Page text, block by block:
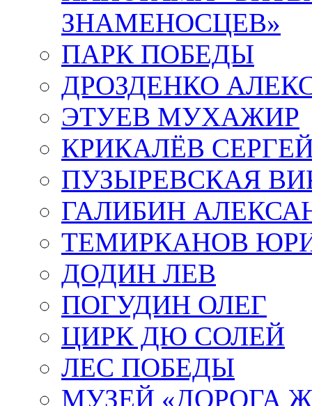
ЗНАМЕНОСЦЕВ»
ПАРК ПОБЕДЫ
ДРОЗДЕНКО
ЭТУЕВ МУХАЖИР
КРИКАЛЁВ
ПУЗЫРЕВСКАЯ
ГАЛИБИН
ТЕМИРКАНОВ
ДОДИН ЛЕВ
ПОГУДИН ОЛЕГ
ЦИРК ДЮ СОЛЕЙ
ЛЕС ПОБЕДЫ
МУЗЕЙ «ДОРОГА